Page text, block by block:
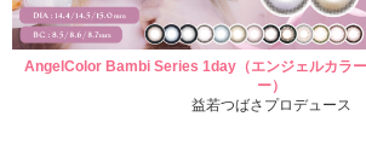
AngelColor Bambi Series 1day（エンジェルカラ
ー）
益若つばさプロデュース